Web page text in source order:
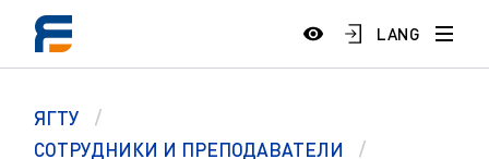
LANG
ЯГТУ
СОТРУДНИКИ И ПРЕПОДАВАТЕЛИ